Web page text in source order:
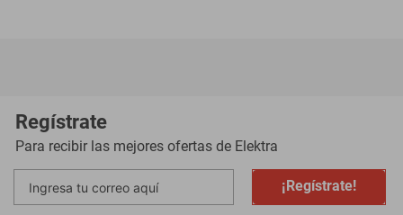
Regístrate
Para recibir las mejores ofertas de Elektra
¡Regístrate!